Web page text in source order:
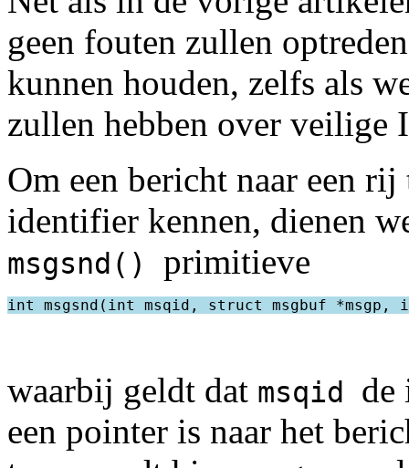
geen fouten zullen
kunnen houden, zelfs als
zullen hebben over veilige
Om een bericht naar een
identifier kennen, dienen
msgsnd() primitieve
waarbij geldt dat msqid de
een pointer is naar het